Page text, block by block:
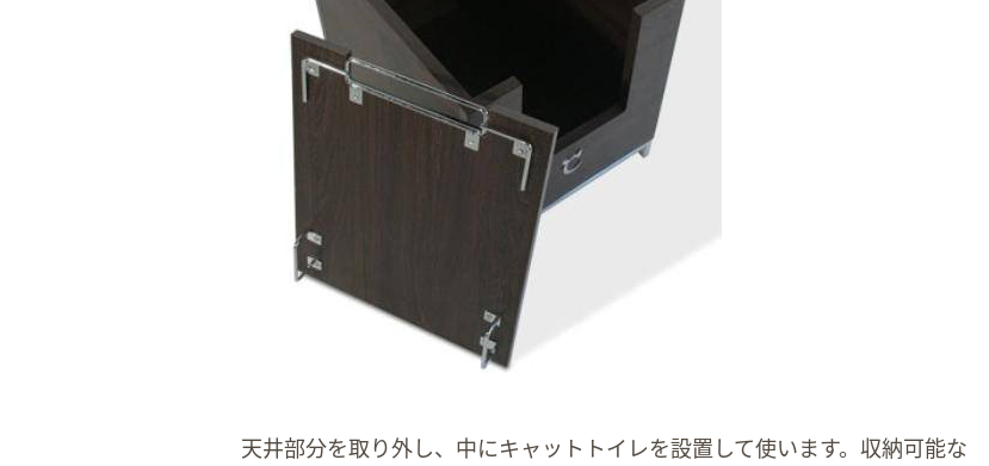
天井部分を取り外し、中にキャットトイレを設置して使います。収納可能な